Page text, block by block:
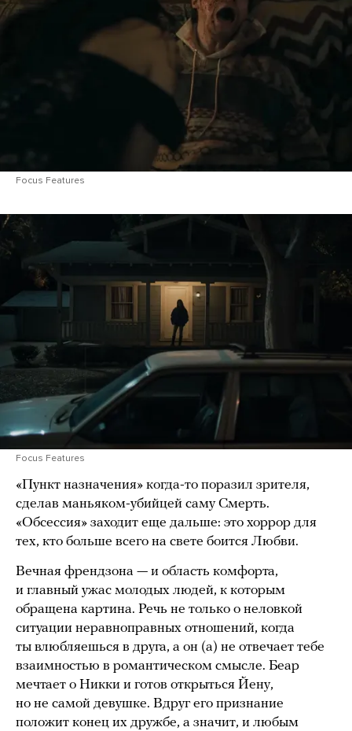
Focus Features
Focus Features
«Пункт назначения» когда-то поразил зрителя,
сделав маньяком-убийцей саму Смерть.
«Обсессия» заходит еще дальше: это хоррор для
тех, кто больше всего на свете боится Любви.
Вечная френдзона — и область комфорта,
и главный ужас молодых людей, к которым
обращена картина. Речь не только о неловкой
ситуации неравноправных отношений, когда
ты влюбляешься в друга, а он (а) не отвечает тебе
взаимностью в романтическом смысле. Беар
мечтает о Никки и готов открыться Йену,
но не самой девушке. Вдруг его признание
положит конец их дружбе, а значит, и любым